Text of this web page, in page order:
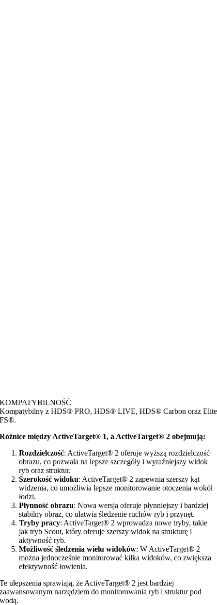
KOMPATYBILNOŚĆ
Kompatybilny z HDS® PRO, HDS® LIVE, HDS® Carbon oraz Elite
FS®.
Różnice między ActiveTarget® 1, a ActiveTarget® 2 obejmują:
Rozdzielczość: ActiveTarget® 2 oferuje wyższą rozdzielczość
obrazu, co pozwala na lepsze szczegóły i wyraźniejszy widok
ryb oraz struktur.
Szerokość widoku: ActiveTarget® 2 zapewnia szerszy kąt
widzenia, co umożliwia lepsze monitorowanie otoczenia wokół
łodzi.
Płynność obrazu: Nowa wersja oferuje płynniejszy i bardziej
stabilny obraz, co ułatwia śledzenie ruchów ryb i przynęt.
Tryby pracy: ActiveTarget® 2 wprowadza nowe tryby, takie
jak tryb Scout, który oferuje szerszy widok na strukturę i
aktywność ryb.
Możliwość śledzenia wielu widoków: W ActiveTarget® 2
można jednocześnie monitorować kilka widoków, co zwiększa
efektywność łowienia.
Te ulepszenia sprawiają, że ActiveTarget® 2 jest bardziej
zaawansowanym narzędziem do monitorowania ryb i struktur pod
wodą.